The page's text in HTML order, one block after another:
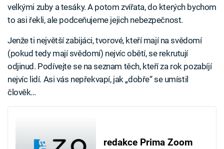
velkými zuby a tesáky. A potom zvířata, do kterých bychom
to asi řekli, ale podceňujeme jejich nebezpečnost.
Jenže ti největší zabijáci, tvorové, kteří mají na svědomí
(pokud tedy mají svědomí) nejvíc obětí, se rekrutují
odjinud. Podívejte se na seznam těch, kteří za rok pozabíjí
nejvíc lidí. Asi vás nepřekvapí, jak „dobře“ se umístil
člověk…
redakce Prima Zoom